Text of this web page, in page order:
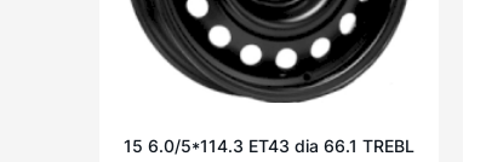
15 6.0/5*114.3 ET43 dia 66.1 TREBL